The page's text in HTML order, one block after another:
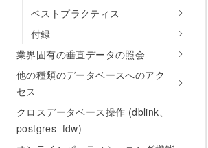
ベストプラクティス
付録
業界固有の垂直データの照会
他の種類のデータベースへのアク
セス
クロスデータベース操作 (dblink、
postgres_fdw)